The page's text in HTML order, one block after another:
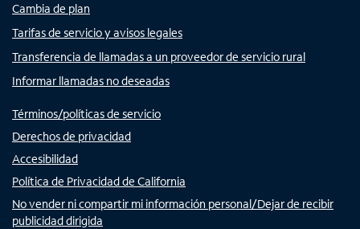
Cambia de plan
Tarifas de servicio y avisos legales
Transferencia de llamadas a un proveedor de servicio rural
Informar llamadas no deseadas
Términos/políticas de servicio
Derechos de privacidad
Accesibilidad
Política de Privacidad de California
No vender ni compartir mi información personal/Dejar de recibir
publicidad dirigida